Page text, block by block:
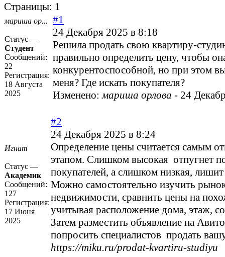
Страницы: 1
мариша ор...
Статус —
Студент
Сообщений:
22
Регистрация:
18 Августа
2025
#1
24 Декабря 2025 в 8:18
Решила продать свою квартиру-
правильно определить цену, чтобы
конкурентоспособной, но при этом
меня? Где искать покупателя?
Изменено:мариша орлова - 24
Игнат
Статус —
Академик
Сообщений:
127
Регистрация:
17 Июня
2025
#2
24 Декабря 2025 в 8:24
Определение цены считается самым
этапом. Слишком высокая отпугнет
покупателей, а слишком низкая,
Можно самостоятельно изучить
недвижимости, сравнить цены на
учитывая расположение дома, этаж,
Затем разместить объявление на
попросить специалистов продать
https://miku.ru/prodat-kvartiru-studiyu